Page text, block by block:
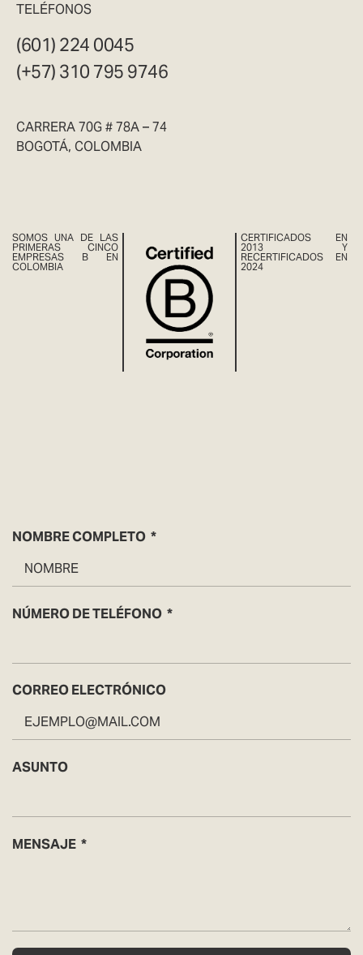
TELÉFONOS
(601) 224 0045
(+57) 310 795 9746
CARRERA 70G # 78A – 74
BOGOTÁ, COLOMBIA
SOMOS UNA DE LAS
PRIMERAS CINCO
EMPRESAS B EN
COLOMBIA
CERTIFICADOS EN
2013 Y
RECERTIFICADOS EN
2024
NOMBRE COMPLETO
NÚMERO DE TELÉFONO
CORREO ELECTRÓNICO
ASUNTO
MENSAJE